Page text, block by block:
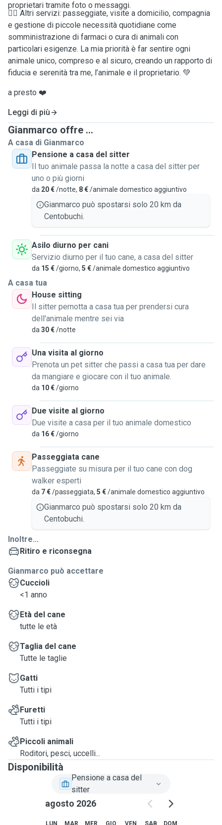
proprietari tramite foto o messaggi.
🚶‍♂️ Altri servizi: passeggiate, visite a domicilio, compagnia
e gestione di piccole necessità quotidiane come
somministrazione di farmaci o cura di animali con
particolari esigenze. La mia priorità è far sentire ogni
animale unico, compreso e al sicuro, creando un rapporto di
fiducia e serenità tra me, l’animale e il proprietario. 💚
a presto ❤️
Leggi di più
Gianmarco offre ...
A casa di Gianmarco
Pensione a casa del sitter
Il tuo animale passa la notte a casa del sitter per
uno o più giorni
da 20 €/notte, 8 €/animale domestico aggiuntivo
Gianmarco può spostarsi solo 20 km da
Centobuchi.
Asilo diurno per cani
Servizio diurno per il tuo cane, a casa del sitter
da 15 €/giorno, 5 €/animale domestico aggiuntivo
A casa tua
House sitting
Il sitter pernotta a casa tua per prendersi cura
dell'animale mentre sei via
da 30 €/notte
Una visita al giorno
Prenota un pet sitter che passi a casa tua per dare
da mangiare e giocare con il tuo animale.
da 10 €/giorno
Due visite al giorno
Due visite a casa per il tuo animale domestico
da 16 €/giorno
Passeggiata cane
Passeggiate su misura per il tuo cane con dog
walker esperti
da 7 €/passeggiata, 5 €/animale domestico aggiuntivo
Gianmarco può spostarsi solo 20 km da
Centobuchi.
Inoltre...
Ritiro e riconsegna
Gianmarco può accettare
Cuccioli
<1 anno
Età del cane
tutte le età
Taglia del cane
Tutte le taglie
Gatti
Tutti i tipi
Furetti
Tutti i tipi
Piccoli animali
Roditori, pesci, uccelli...
Disponibilità
Pensione a casa del
sitter
agosto 2026
LUN MAR MER GIO VEN SAB DOM